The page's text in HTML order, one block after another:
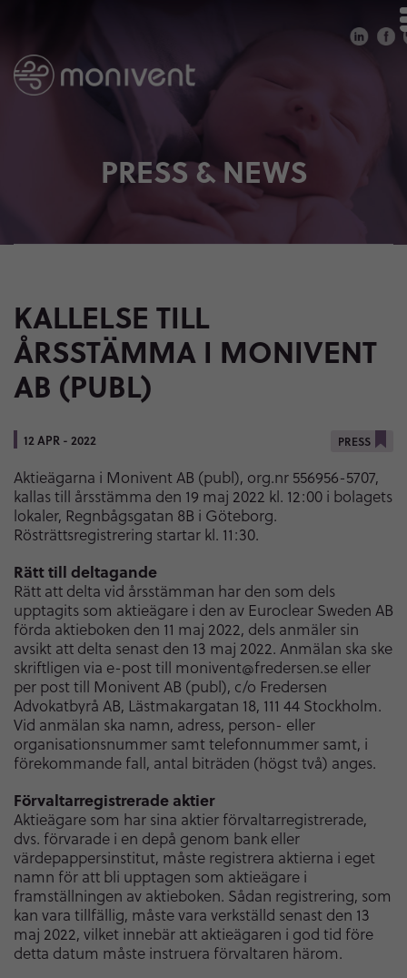
PRESS & NEWS
KALLELSE TILL
ÅRSSTÄMMA I MONIVENT
AB (PUBL)
12 APR - 2022 PRESS
Aktieägarna i Monivent AB (publ), org.nr 556956-5707,
kallas till årsstämma den 19 maj 2022 kl. 12:00 i bolagets
lokaler, Regnbågsgatan 8B i Göteborg.
Rösträttsregistrering startar kl. 11:30.
Rätt till deltagande
Rätt att delta vid årsstämman har den som dels
upptagits som aktieägare i den av Euroclear Sweden AB
förda aktieboken den 11 maj 2022, dels anmäler sin
avsikt att delta senast den 13 maj 2022. Anmälan ska ske
skriftligen via e-post till monivent@fredersen.se eller
per post till Monivent AB (publ), c/o Fredersen
Advokatbyrå AB, Lästmakargatan 18, 111 44 Stockholm.
Vid anmälan ska namn, adress, person- eller
organisationsnummer samt telefonnummer samt, i
förekommande fall, antal biträden (högst två) anges.
Förvaltarregistrerade aktier
Aktieägare som har sina aktier förvaltarregistrerade,
dvs. förvarade i en depå genom bank eller
värdepappersinstitut, måste registrera aktierna i eget
namn för att bli upptagen som aktieägare i
framställningen av aktieboken. Sådan registrering, som
kan vara tillfällig, måste vara verkställd senast den 13
maj 2022, vilket innebär att aktieägaren i god tid före
detta datum måste instruera förvaltaren härom.